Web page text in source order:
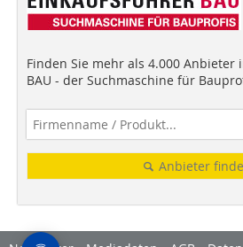
Finden Sie mehr als 4.000 Anbieter
BAU - der Suchmaschine für
Anbieter